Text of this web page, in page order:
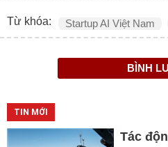
Từ khóa: Startup AI Việt Nam
BÌNH
TIN MỚI
Tác